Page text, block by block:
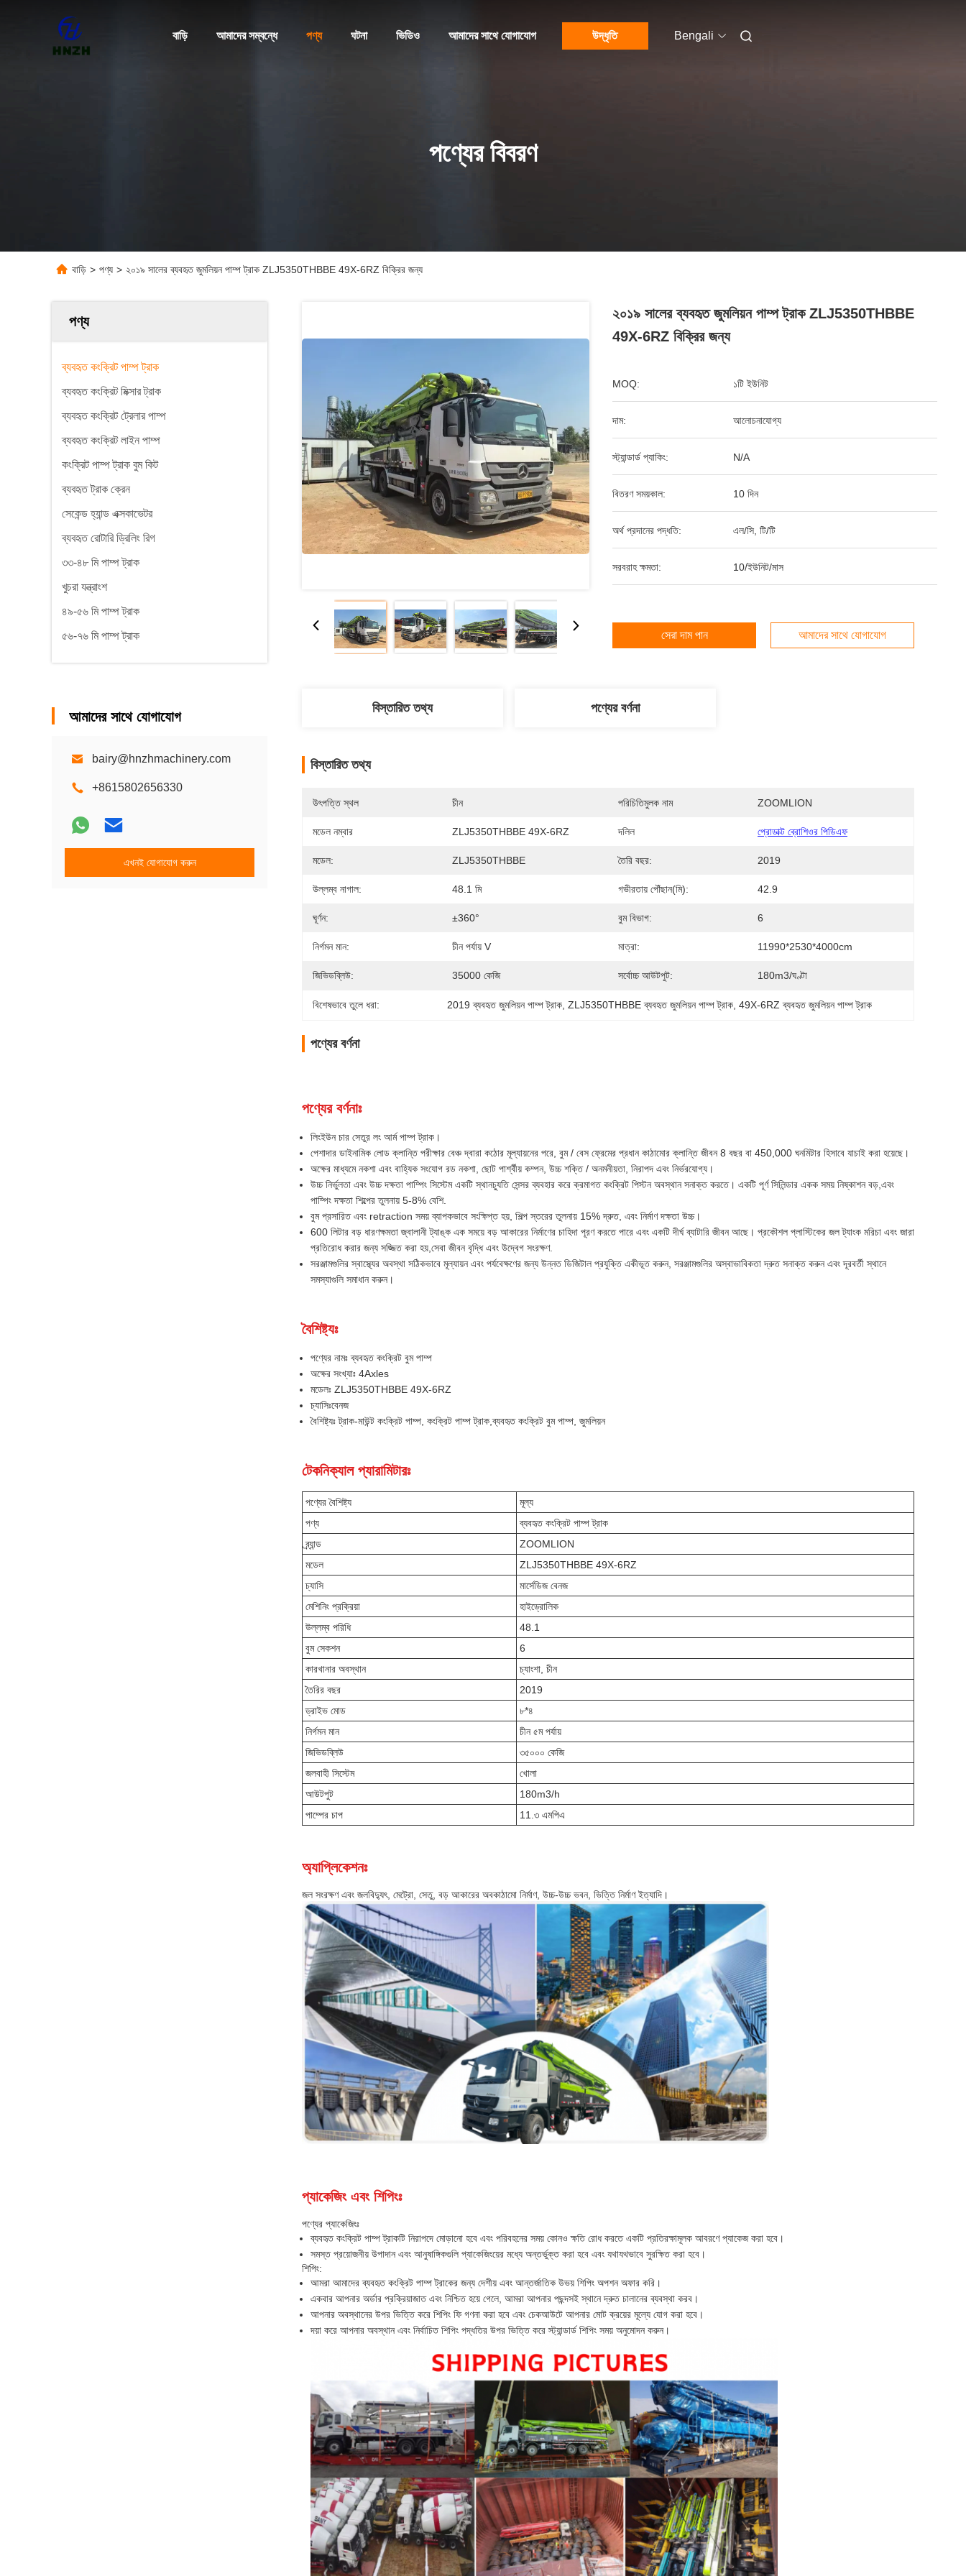
বাড়ি আমাদের সম্বন্ধে পণ্য ঘটনা ভিডিও আমাদের সাথে যোগাযোগ উদ্ধৃতি Bengali
পণ্যের বিবরণ
বাড়ি > পণ্য > ২০১৯ সালের ব্যবহৃত জুমলিয়ন পাম্প ট্রাক ZLJ5350THBBE 49X-6RZ বিক্রির জন্য
পণ্য
ব্যবহৃত কংক্রিট পাম্প ট্রাক
ব্যবহৃত কংক্রিট মিক্সার ট্রাক
ব্যবহৃত কংক্রিট ট্রেলার পাম্প
ব্যবহৃত কংক্রিট লাইন পাম্প
কংক্রিট পাম্প ট্রাক বুম কিট
ব্যবহৃত ট্রাক ক্রেন
সেকেন্ড হ্যান্ড এক্সকাভেটর
ব্যবহৃত রোটারি ড্রিলিং রিগ
৩৩-৪৮ মি পাম্প ট্রাক
খুচরা যন্ত্রাংশ
৪৯-৫৬ মি পাম্প ট্রাক
৫৬-৭৬ মি পাম্প ট্রাক
আমাদের সাথে যোগাযোগ
bairy@hnzhmachinery.com
+8615802656330
এখনই যোগাযোগ করুন
২০১৯ সালের ব্যবহৃত জুমলিয়ন পাম্প ট্রাক ZLJ5350THBBE
49X-6RZ বিক্রির জন্য
MOQ: ১টি ইউনিট
দাম: আলোচনাযোগ্য
স্ট্যান্ডার্ড প্যাকিং: N/A
বিতরণ সময়কাল: 10 দিন
অর্থ প্রদানের পদ্ধতি: এল/সি, টি/টি
সরবরাহ ক্ষমতা: 10/ইউনিট/মাস
সেরা দাম পান আমাদের সাথে যোগাযোগ
বিস্তারিত তথ্য পণ্যের বর্ণনা
বিস্তারিত তথ্য
উৎপত্তি স্থল চীন পরিচিতিমুলক নাম ZOOMLION
মডেল নম্বার ZLJ5350THBBE 49X-6RZ দলিল প্রোডাক্ট ব্রোশিওর পিডিএফ
মডেল: ZLJ5350THBBE তৈরি বছর: 2019
উল্লম্ব নাগাল: 48.1 মি গভীরতায় পৌঁছান(মি): 42.9
ঘূর্ণন: ±360° বুম বিভাগ: 6
নির্গমন মান: চীন পর্যায় V মাত্রা: 11990*2530*4000cm
জিভিডব্লিউ: 35000 কেজি সর্বোচ্চ আউটপুট: 180m3/ঘণ্টা
বিশেষভাবে তুলে ধরা: 2019 ব্যবহৃত জুমলিয়ন পাম্প ট্রাক , ZLJ5350THBBE ব্যবহৃত জুমলিয়ন পাম্প ট্রাক , 49X-6RZ ব্যবহৃত জুমলিয়ন পাম্প ট্রাক
পণ্যের বর্ণনা
পণ্যের বর্ণনাঃ
লিংইউন চার সেতুর লং আর্ম পাম্প ট্রাক।
পেশাদার ডাইনামিক লোড ক্লান্তি পরীক্ষার বেঞ্চ দ্বারা কঠোর মূল্যায়নের পরে, বুম / বেস ফ্রেমের প্রধান কাঠামোর ক্লান্তি জীবন 8 বছর বা 450,000 ঘনমিটার হিসাবে যাচাই করা হয়েছে।
অক্ষের মাধ্যমে নকশা এবং বাহ্যিক সংযোগ রড নকশা, ছোট পার্শ্বীয় কম্পন, উচ্চ শক্তি / অনমনীয়তা, নিরাপদ এবং নির্ভরযোগ্য।
উচ্চ নির্ভুলতা এবং উচ্চ দক্ষতা পাম্পিং সিস্টেম একটি স্থানচ্যুতি সেন্সর ব্যবহার করে ক্রমাগত কংক্রিট পিস্টন অবস্থান সনাক্ত করতে। একটি পূর্ণ সিলিন্ডার একক সময় নিষ্কাশন বড়,এবং
পাম্পিং দক্ষতা শিল্পের তুলনায় 5-8% বেশি.
বুম প্রসারিত এবং retraction সময় ব্যাপকভাবে সংক্ষিপ্ত হয়, শিল্প স্তরের তুলনায় 15% দ্রুত, এবং নির্মাণ দক্ষতা উচ্চ।
600 লিটার বড় ধারণক্ষমতা জ্বালানী ট্যাঙ্ক এক সময়ে বড় আকারের নির্মাণের চাহিদা পূরণ করতে পারে এবং একটি দীর্ঘ ব্যাটারি জীবন আছে। প্রকৌশল প্লাস্টিকের জল ট্যাংক মরিচা এবং জারা
প্রতিরোধ করার জন্য সজ্জিত করা হয়,সেবা জীবন বৃদ্ধি এবং উদ্বেগ সংরক্ষণ.
সরঞ্জামগুলির স্বাস্থ্যের অবস্থা সঠিকভাবে মূল্যায়ন এবং পর্যবেক্ষণের জন্য উন্নত ডিজিটাল প্রযুক্তি একীভূত করুন, সরঞ্জামগুলির অস্বাভাবিকতা দ্রুত সনাক্ত করুন এবং দূরবর্তী স্থানে
সমস্যাগুলি সমাধান করুন।
বৈশিষ্ট্যঃ
পণ্যের নামঃ ব্যবহৃত কংক্রিট বুম পাম্প
অক্ষের সংখ্যাঃ 4Axles
মডেলঃ ZLJ5350THBBE 49X-6RZ
চ্যাসিঃবেনজ
বৈশিষ্ট্যঃ ট্রাক-মাউন্ট কংক্রিট পাম্প, কংক্রিট পাম্প ট্রাক,ব্যবহৃত কংক্রিট বুম পাম্প, জুমলিয়ন
টেকনিক্যাল প্যারামিটারঃ
পণ্যের বৈশিষ্ট্য
মূল্য
পণ্য
ব্যবহৃত কংক্রিট পাম্প ট্রাক
ব্র্যান্ড
ZOOMLION
মডেল
ZLJ5350THBBE 49X-6RZ
চ্যাসি
মার্সেডিজ বেনজ
মেশিনিং প্রক্রিয়া
হাইড্রোলিক
উল্লম্ব পরিধি
48.1
বুম সেকশন
6
কারখানার অবস্থান
চ্যাংশা, চীন
তৈরির বছর
2019
ড্রাইভ মোড
৮*৪
নির্গমন মান
চীন ৫ম পর্যায়
জিভিডব্লিউ
৩৫০০০ কেজি
জলবাহী সিস্টেম
খোলা
আউটপুট
180m3/h
পাম্পের চাপ
11.৩ এমপিএ
অ্যাপ্লিকেশনঃ
জল সংরক্ষণ এবং জলবিদ্যুৎ, মেট্রো, সেতু, বড় আকারের অবকাঠামো নির্মাণ, উচ্চ-উচ্চ ভবন, ভিত্তি নির্মাণ ইত্যাদি।
প্যাকেজিং এবং শিপিংঃ
পণ্যের প্যাকেজিংঃ
ব্যবহৃত কংক্রিট পাম্প ট্রাকটি নিরাপদে মোড়ানো হবে এবং পরিবহনের সময় কোনও ক্ষতি রোধ করতে একটি প্রতিরক্ষামূলক আবরণে প্যাকেজ করা হবে।
সমস্ত প্রয়োজনীয় উপাদান এবং আনুষাঙ্গিকগুলি প্যাকেজিংয়ের মধ্যে অন্তর্ভুক্ত করা হবে এবং যথাযথভাবে সুরক্ষিত করা হবে।
শিপিং:
আমরা আমাদের ব্যবহৃত কংক্রিট পাম্প ট্রাকের জন্য দেশীয় এবং আন্তর্জাতিক উভয় শিপিং অপশন অফার করি।
একবার আপনার অর্ডার প্রক্রিয়াজাত এবং নিশ্চিত হয়ে গেলে, আমরা আপনার পছন্দসই স্থানে দ্রুত চালানের ব্যবস্থা করব।
আপনার অবস্থানের উপর ভিত্তি করে শিপিং ফি গণনা করা হবে এবং চেকআউটে আপনার মোট ক্রয়ের মূল্যে যোগ করা হবে।
দয়া করে আপনার অবস্থান এবং নির্বাচিত শিপিং পদ্ধতির উপর ভিত্তি করে স্ট্যান্ডার্ড শিপিং সময় অনুমোদন করুন।